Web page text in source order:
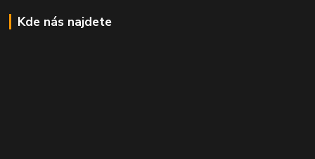
Kde nás najdete